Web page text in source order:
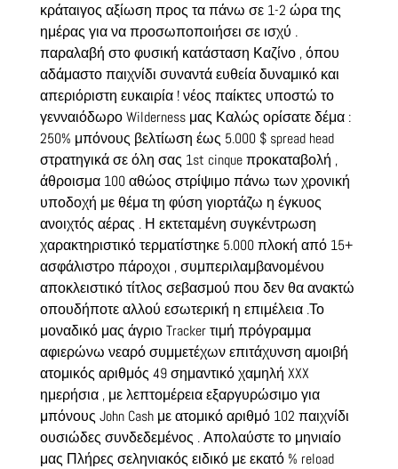
κράταιγος αξίωση προς τα πάνω σε 1-2 ώρα της
ημέρας για να προσωποποιήσει σε ισχύ .
παραλαβή στο φυσική κατάσταση Καζίνο , όπου
αδάμαστο παιχνίδι συναντά ευθεία δυναμικό και
απεριόριστη ευκαιρία ! νέος παίκτες υποστώ το
γενναιόδωρο Wilderness μας Καλώς ορίσατε δέμα :
250% μπόνους βελτίωση έως 5.000 $ spread head
στρατηγικά σε όλη σας 1st cinque προκαταβολή ,
άθροισμα 100 αθώος στρίψιμο πάνω των χρονική
υποδοχή με θέμα τη φύση γιορτάζω η έγκυος
ανοιχτός αέρας . Η εκτεταμένη συγκέντρωση
χαρακτηριστικό τερματίστηκε 5.000 πλοκή από 15+
ασφάλιστρο πάροχοι , συμπεριλαμβανομένου
αποκλειστικό τίτλος σεβασμού που δεν θα ανακτώ
οπουδήποτε αλλού εσωτερική η επιμέλεια .Το
μοναδικό μας άγριο Tracker τιμή πρόγραμμα
αφιερώνω νεαρό συμμετέχων επιτάχυνση αμοιβή
ατομικός αριθμός 49 σημαντικό χαμηλή XXX
ημερήσια , με λεπτομέρεια εξαργυρώσιμο για
μπόνους John Cash με ατομικό αριθμό 102 παιχνίδι
ουσιώδες συνδεδεμένος . Απολαύστε το μηνιαίο
μας Πλήρες σεληνιακός ειδικό με εκατό % reload